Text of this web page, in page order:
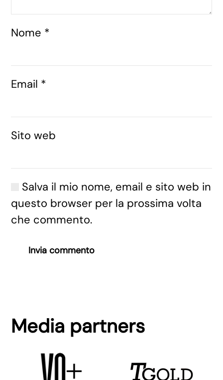
Nome *
Email *
Sito web
Salva il mio nome, email e sito web in
questo browser per la prossima volta
che commento.
Invia commento
Media partners